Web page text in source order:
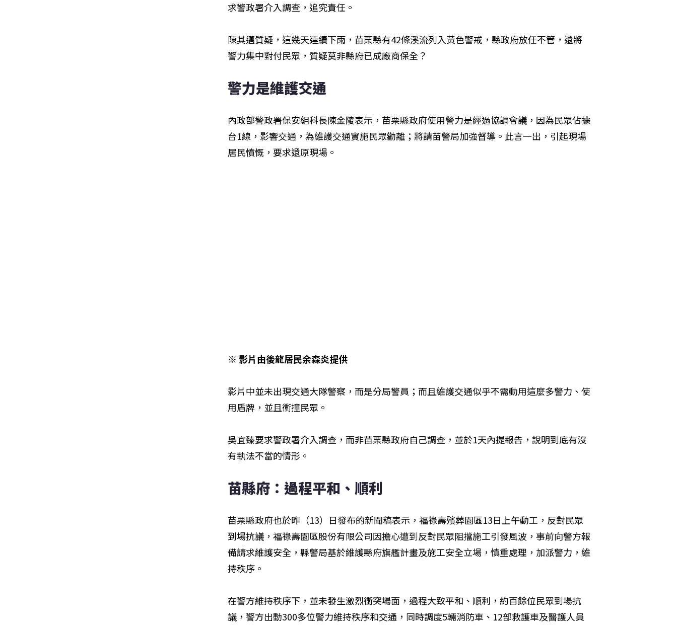
求警政署介入調查，追究責任。
陳其邁質疑，這幾天連續下雨，苗栗縣有42條溪流列入黃色警戒，縣政府放任不管，還將
警力集中對付民眾，質疑莫非縣府已成廠商保全？
警力是維護交通
內政部警政署保安組科長陳金陵表示，苗栗縣政府使用警力是經過協調會議，因為民眾佔據
台1線，影響交通，為維護交通實施民眾勸離；將請苗警局加強督導。此言一出，引起現場
居民憤慨，要求還原現場。
※ 影片由後龍居民余森炎提供
影片中並未出現交通大隊警察，而是分局警員；而且維護交通似乎不需動用這麼多警力、使
用盾牌，並且衝撞民眾。
吳宜臻要求警政署介入調查，而非苗栗縣政府自己調查，並於1天內提報告，說明到底有沒
有執法不當的情形。
苗縣府：過程平和、順利
苗栗縣政府也於昨（13）日發布的新聞稿表示，福祿壽殯葬園區13日上午動工，反對民眾
到場抗議，福祿壽園區股份有限公司因擔心遭到反對民眾阻擋施工引發風波，事前向警方報
備請求維護安全，縣警局基於維護縣府旗艦計畫及施工安全立場，慎重處理，加派警力，維
持秩序。
在警方維持秩序下，並未發生激烈衝突場面，過程大致平和、順利，約百餘位民眾到場抗
議，警方出動300多位警力維持秩序和交通，同時調度5輛消防車、12部救護車及醫護人員